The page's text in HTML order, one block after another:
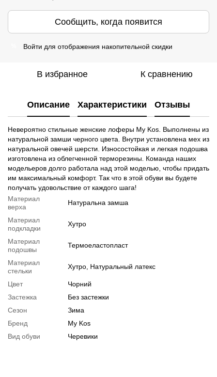
Сообщить, когда появится
Войти для отображения накопительной скидки
В избранное К сравнению
Описание Характеристики Отзывы
Невероятно стильные женские лоферы My Kos. Выполнены из
натуральной замши черного цвета. Внутри установлена мех из
натуральной овечей шерсти. Износостойкая и легкая подошва
изготовлена из облегченной терморезины. Команда наших
модельеров долго работала над этой моделью, чтобы придать
им максимальный комфорт. Так что в этой обуви вы будете
получать удовольствие от каждого шага!
Материал
верха
Натуральна замша
Материал
подкладки
Хутро
Материал
подошвы
Термоеластопласт
Материал
стельки
Хутро, Натуральный латекс
Цвет
Чорний
Застежка
Без застежки
Сезон
Зима
Бренд
My Kos
Вид обуви
Черевики